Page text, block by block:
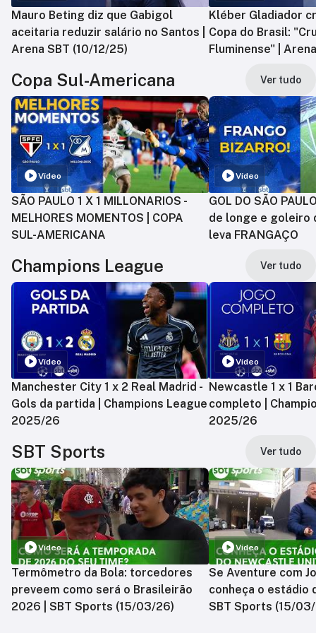
Mauro Beting diz que Gabigol
aceitaria reduzir salário no Santos |
Arena SBT (10/12/25)
Kléber Gladiador
Copa do Brasil:
Fluminense" |
Copa Sul-Americana Ver tudo
Vídeo
SÃO PAULO 1 X 1 MILLONARIOS -
MELHORES MOMENTOS | COPA
SUL-AMERICANA
Vídeo
GOL DO SÃO
de longe e goleiro
leva FRANGAÇO
Champions League Ver tudo
Vídeo
Manchester City 1 x 2 Real Madrid -
Gols da partida | Champions League
2025/26
Vídeo
Newcastle 1 x 1
completo |
2025/26
SBT Sports Ver tudo
Vídeo
Termômetro da Bola: torcedores
preveem como será o Brasileirão
2026 | SBT Sports (15/03/26)
Vídeo
Se Aventure com
conheça o estádio
SBT Sports (15/